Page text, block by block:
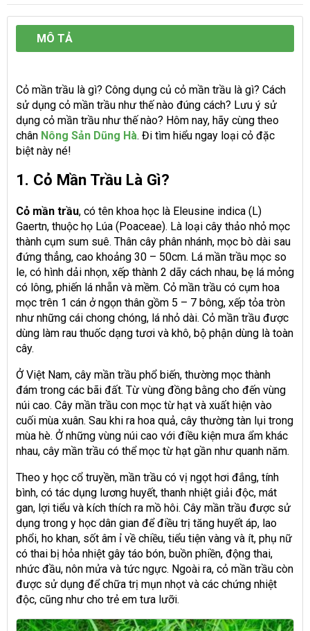
MÔ TẢ
Cỏ mần trầu là gì? Công dụng củ cỏ mần trầu là gì? Cách
sử dụng cỏ mần trầu như thế nào đúng cách? Lưu ý sử
dụng cỏ mần trầu như thế nào? Hôm nay, hãy cùng theo
chân Nông Sản Dũng Hà. Đi tìm hiểu ngay loại cỏ đặc
biệt này né!
1. Cỏ Mần Trầu Là Gì?
Cỏ mần trầu, có tên khoa học là Eleusine indica (L)
Gaertn, thuộc họ Lúa (Poaceae). Là loại cây thảo nhỏ mọc
thành cụm sum suê. Thân cây phân nhánh, mọc bò dài sau
đứng thẳng, cao khoảng 30 – 50cm. Lá mần trầu mọc so
le, có hình dải nhọn, xếp thành 2 dãy cách nhau, bẹ lá mỏng
có lông, phiến lá nhẵn và mềm. Cỏ mần trầu có cụm hoa
mọc trên 1 cán ở ngọn thân gồm 5 – 7 bông, xếp tỏa tròn
như những cái chong chóng, lá nhỏ dài. Cỏ mần trầu được
dùng làm rau thuốc dạng tươi và khô, bộ phận dùng là toàn
cây.
Ở Việt Nam, cây mần trầu phổ biến, thường mọc thành
đám trong các bãi đất. Từ vùng đồng bằng cho đến vùng
núi cao. Cây mần trầu con mọc từ hạt và xuất hiện vào
cuối mùa xuân. Sau khi ra hoa quả, cây thường tàn lụi trong
mùa hè. Ở những vùng núi cao với điều kiện mưa ẩm khác
nhau, cây mần trầu có thể mọc từ hạt gần như quanh năm.
Theo y học cổ truyền, mần trầu có vị ngọt hơi đắng, tính
bình, có tác dụng lương huyết, thanh nhiệt giải độc, mát
gan, lợi tiểu và kích thích ra mồ hôi. Cây mần trầu được sử
dụng trong y học dân gian để điều trị tăng huyết áp, lao
phổi, ho khan, sốt âm ỉ về chiều, tiểu tiện vàng và ít, phụ nữ
có thai bị hỏa nhiệt gây táo bón, buồn phiền, động thai,
nhức đầu, nôn mửa và tức ngực. Ngoài ra, cỏ mần trầu còn
được sử dụng để chữa trị mụn nhọt và các chứng nhiệt
độc, cũng như cho trẻ em tưa lưỡi.